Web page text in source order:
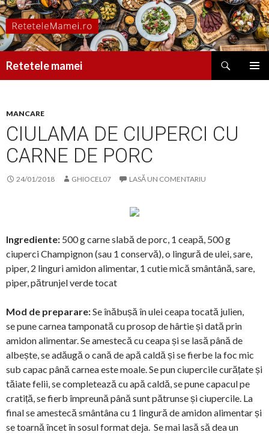
Retetele mamei
MANCARE
CIULAMA DE CIUPERCI CU
CARNE DE PORC
24/01/2018 GHIOCEL07 LASĂ UN COMENTARIU
Ingrediente: 500 g carne slabă de porc, 1 ceapă, 500 g
ciuperci Champignon (sau 1 conservă), o lingură de ulei, sare,
piper, 2 linguri amidon alimentar, 1 cutie mică smântână, sare,
piper, pătrunjel verde tocat
Mod de preparare:Se înăbușă în ulei ceapa tocată julien,
se pune carnea tamponată cu prosop de hârtie și dată prin
amidon alimentar. Se amestecă cu ceapa și se lasă până de
albește, se adăugă o cană de apă caldă și se fierbe la foc mic
sub capac până carnea este moale. Se pun ciupercile curățate și
tăiate felii, se completează cu apă caldă, se pune capacul pe
cratiță, se fierb împreună până sunt pătrunse și ciupercile. La
final se amestecă smântâna cu 1 lingură de amidon alimentar și
se toarnă încet în sosul format deja. Se mai lasă să dea un